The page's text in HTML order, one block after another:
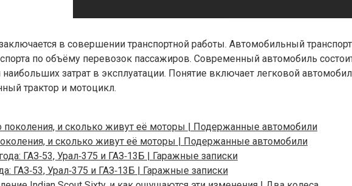
в совершении транспортной работы. Автомобильный
по объёму перевозок пассажиров. Современный автомобиль
затрат в эксплуатации. Понятие включает легковой
трактор и мотоцикл.
и сколько живут её моторы | Подержанные автомобили
Урал‑375 и ГАЗ‑13Б | Гаражные записки